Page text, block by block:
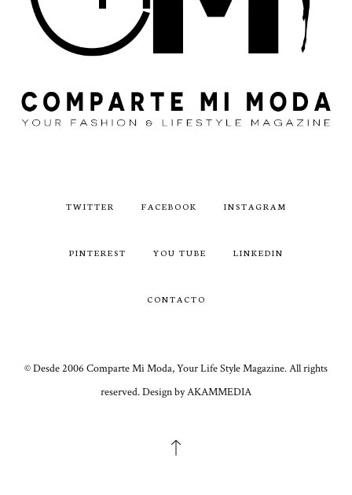
TWITTER FACEBOOK INSTAGRAM
PINTEREST YOU TUBE LINKEDIN
CONTACTO
© Desde 2006 Comparte Mi Moda, Your Life Style Magazine. All rights
reserved. Design by AKAMMEDIA